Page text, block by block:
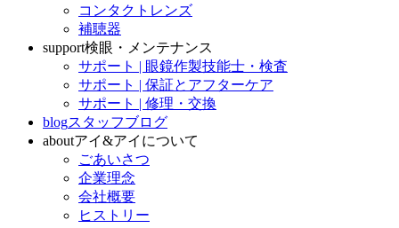
コンタクトレンズ
補聴器
support検眼・メンテナンス
サポート | 眼鏡作製技能士・検査
サポート | 保証とアフターケア
サポート | 修理・交換
blogスタッフブログ
aboutアイ&アイについて
ごあいさつ
企業理念
会社概要
ヒストリー